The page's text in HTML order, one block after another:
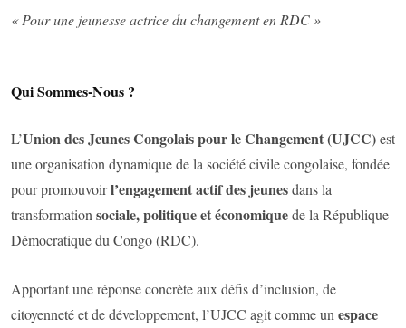
« Pour une jeunesse actrice du changement en RDC »
Qui Sommes-Nous ?
L’Union des Jeunes Congolais pour le Changement (UJCC)est
une organisation dynamique de la société civile congolaise, fondée
pour promouvoirl’engagement actif des jeunesdans la
transformation sociale, politique et économiquede la République
Démocratique du Congo (RDC).
Apportant une réponse concrète aux défis d’inclusion, de
citoyenneté et de développement, l’UJCC agit comme un espace